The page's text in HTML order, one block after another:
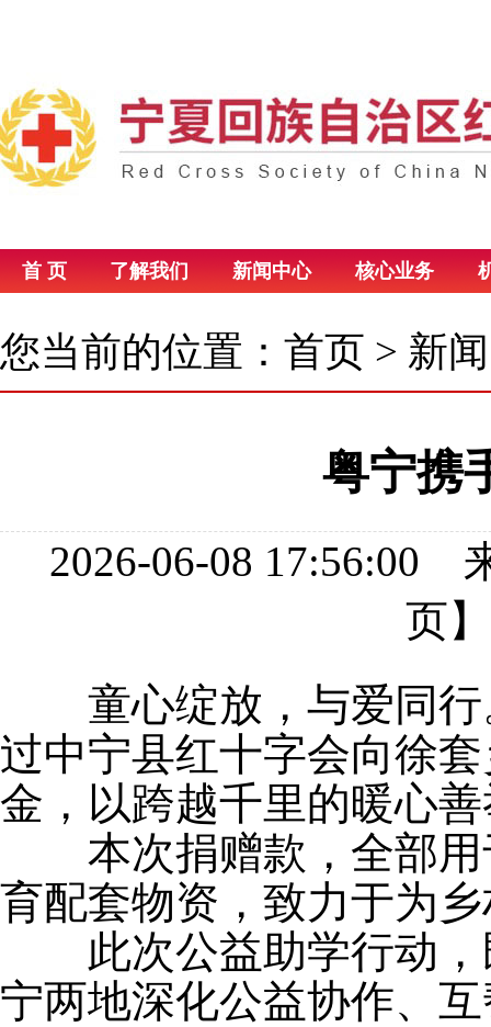
首 页 了解我们 新闻中心 核心业务
您当前的位置： 首页 > 新
粤宁携
2026-06-08 17:56:00
页
童心绽放，与爱同
过中宁县红十字会向徐
金，以跨越千里的暖心
本次捐赠款 ， 全部
育配套物资 ，致力于为
此次公益助学行动
宁两地深化公益协作、